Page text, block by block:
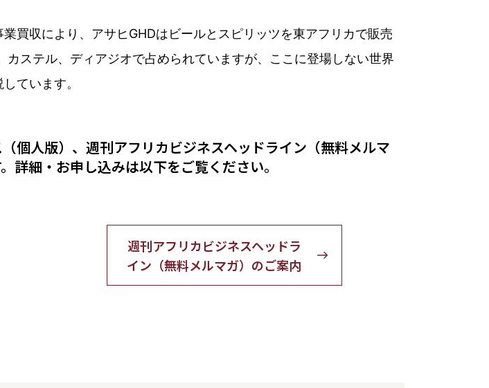
買収により、アサヒGHDはビールとスピリッツを東アフリカで販売
ステル、ディアジオで占められていますが、ここに登場しない世界
ています。
個人版）、週刊アフリカビジネスヘッドライン（無料メルマ
詳細・お申し込みは以下をご覧ください。
週刊アフリカビジネスヘッドラ
イン（無料メルマガ）のご案内